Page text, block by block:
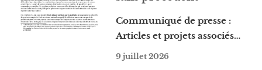
Communiqué de presse :
Articles et projets associés…
9 juillet 2026